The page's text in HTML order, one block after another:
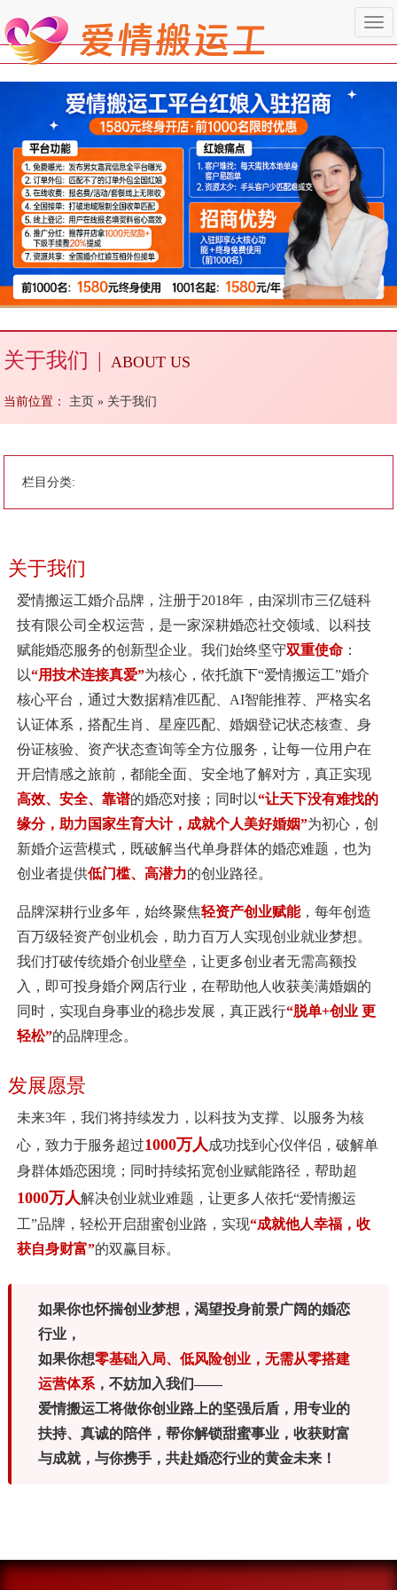
关于我们 | ABOUT US
当前位置： 主页 » 关于我们
栏目分类:
关于我们
爱情搬运工婚介品牌，注册于2018年，由深圳市三亿链科
技有限公司全权运营，是一家深耕婚恋社交领域、以科技
赋能婚恋服务的创新型企业。我们始终坚守双重使命 ：
以“用技术连接真爱”为核心，依托旗下“爱情搬运工”婚介
核心平台，通过大数据精准匹配、AI智能推荐、严格实名
认证体系，搭配生肖、星座匹配、婚姻登记状态核查、身
份证核验、资产状态查询等全方位服务，让每一位用户在
开启情感之旅前，都能全面、安全地了解对方，真正实现
高效、安全、靠谱的婚恋对接；同时以“让天下没有难找的
缘分，助力国家生育大计，成就个人美好婚姻”为初心，创
新婚介运营模式，既破解当代单身群体的婚恋难题，也为
创业者提供低门槛、高潜力的创业路径。
品牌深耕行业多年，始终聚焦轻资产创业赋能，每年创造
百万级轻资产创业机会，助力百万人实现创业就业梦想。
我们打破传统婚介创业壁垒，让更多创业者无需高额投
入，即可投身婚介网店行业，在帮助他人收获美满婚姻的
同时，实现自身事业的稳步发展，真正践行“脱单+创业 更
轻松”的品牌理念。
发展愿景
未来3年，我们将持续发力，以科技为支撑、以服务为核
心，致力于服务超过1000万人成功找到心仪伴侣，破解单
身群体婚恋困境；同时持续拓宽创业赋能路径，帮助超
1000万人解决创业就业难题，让更多人依托“爱情搬运
工”品牌，轻松开启甜蜜创业路，实现“成就他人幸福，收
获自身财富”的双赢目标。
如果你也怀揣创业梦想，渴望投身前景广阔的婚恋
行业，
如果你想零基础入局、低风险创业，无需从零搭建
运营体系 ，不妨加入我们——
爱情搬运工将做你创业路上的坚强后盾，用专业的
扶持、真诚的陪伴，帮你解锁甜蜜事业，收获财富
与成就，与你携手，共赴婚恋行业的黄金未来！